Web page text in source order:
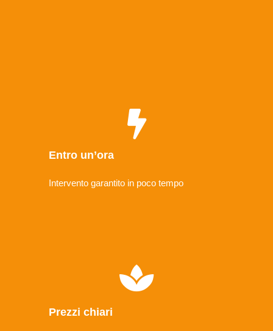
Entro un’ora
Intervento garantito in poco tempo
Prezzi chiari